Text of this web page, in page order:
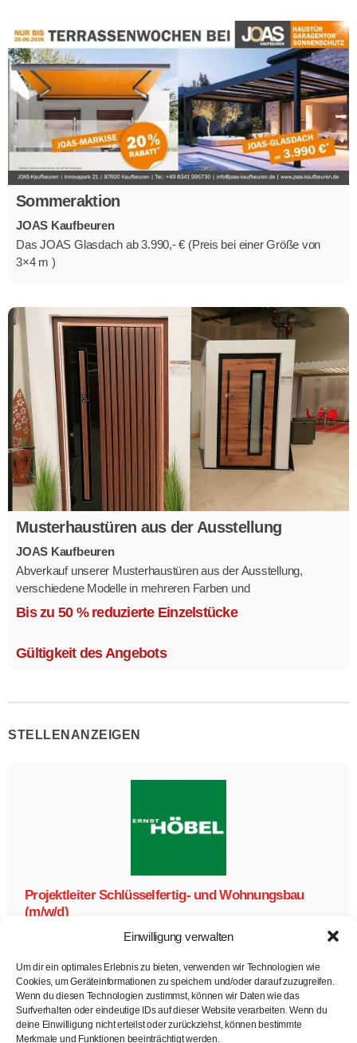
Einwilligung verwalten
Um dir ein optimales Erlebnis zu bieten, verwenden wir Technologien wie
Cookies, um Geräteinformationen zu speichern und/oder darauf zuzugreifen.
Wenn du diesen Technologien zustimmst, können wir Daten wie das
Surfverhalten oder eindeutige IDs auf dieser Website verarbeiten. Wenn du
deine Einwilligung nicht erteilst oder zurückziehst, können bestimmte
Merkmale und Funktionen beeinträchtigt werden.
Sommeraktion
JOAS Kaufbeuren
Das JOAS Glasdach ab 3.990,- € (Preis bei einer Größe von
3×4 m )
Musterhaustüren aus der Ausstellung
JOAS Kaufbeuren
Abverkauf unserer Musterhaustüren aus der Ausstellung,
verschiedene Modelle in mehreren Farben und
Ausstattungsvarianten.
Bis zu 50 % reduzierte Einzelstücke
Gültigkeit des Angebots
STELLENANZEIGEN
Projektleiter Schlüsselfertig- und Wohnungsbau
(m/w/d)
Ernst Höbel GmbH
Projektleiter Schlüsselfertig- und Wohnungsbau (m/w/d)
Vollzeit
Zur Stelle